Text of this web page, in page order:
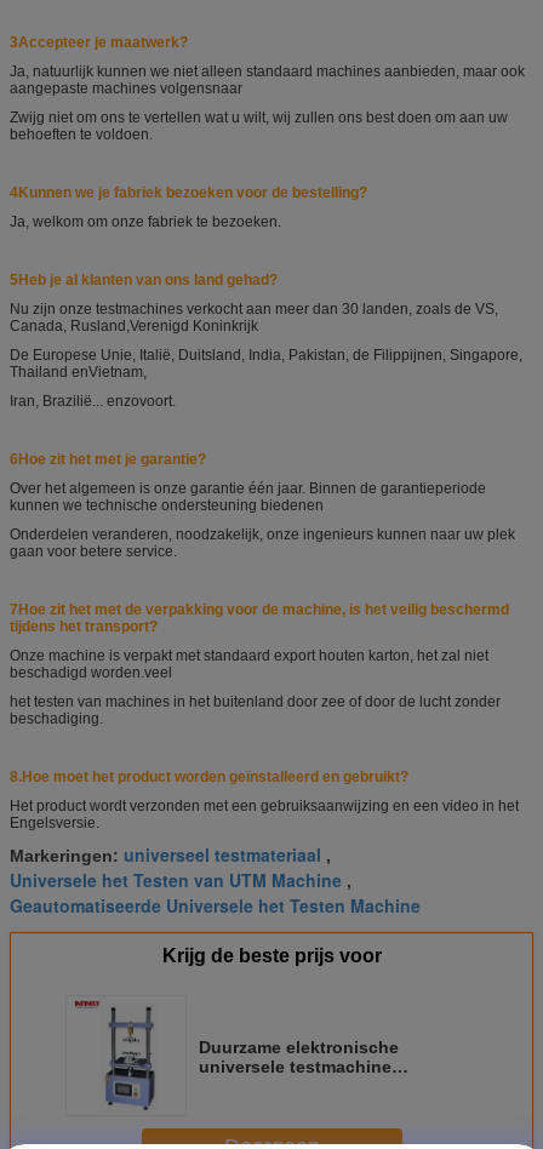
3Accepteer je maatwerk?
Ja, natuurlijk kunnen we niet alleen standaard machines aanbieden, maar ook
aangepaste machines volgensnaar
Zwijg niet om ons te vertellen wat u wilt, wij zullen ons best doen om aan uw
behoeften te voldoen.
4Kunnen we je fabriek bezoeken voor de bestelling?
Ja, welkom om onze fabriek te bezoeken.
5Heb je al klanten van ons land gehad?
Nu zijn onze testmachines verkocht aan meer dan 30 landen, zoals de VS,
Canada, Rusland,Verenigd Koninkrijk
De Europese Unie, Italië, Duitsland, India, Pakistan, de Filippijnen, Singapore,
Thailand enVietnam,
Iran, Brazilië... enzovoort.
6Hoe zit het met je garantie?
Over het algemeen is onze garantie één jaar. Binnen de garantieperiode
kunnen we technische ondersteuning biedenen
Onderdelen veranderen, noodzakelijk, onze ingenieurs kunnen naar uw plek
gaan voor betere service.
7Hoe zit het met de verpakking voor de machine, is het veilig beschermd
tijdens het transport?
Onze machine is verpakt met standaard export houten karton, het zal niet
beschadigd worden.veel
het testen van machines in het buitenland door zee of door de lucht zonder
beschadiging.
8.Hoe moet het product worden geïnstalleerd en gebruikt?
Het product wordt verzonden met een gebruiksaanwijzing en een video in het
Engelsversie.
Markeringen: universeel testmateriaal ,
Universele het Testen van UTM Machine ,
Geautomatiseerde Universele het Testen Machine
Krijg de beste prijs voor
Duurzame elektronische
universele testmachine